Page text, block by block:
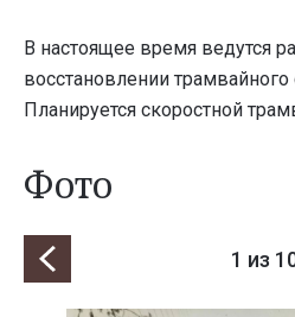
В настоящее время ведутся
восстановлении
Планируется скоростной
Фото
1 из